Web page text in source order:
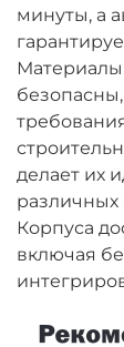
минуты, а
Материалы
делает их
Корпуса
включая